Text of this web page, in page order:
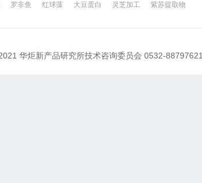
罗非鱼 红球藻 大豆蛋白 灵芝加工 紫苏提取物
华炬新产品研究所技术咨询委员会 0532-88797621